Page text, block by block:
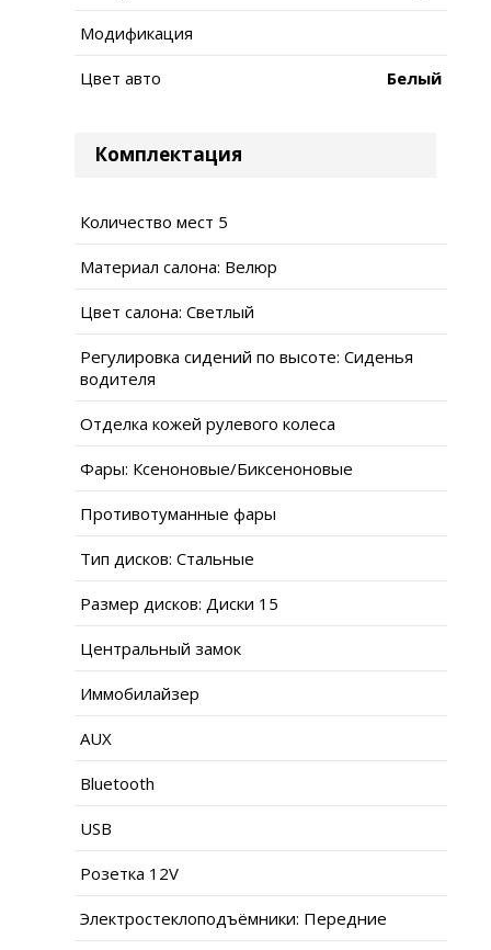
Модификация
Цвет авто Белый
Комплектация
Количество мест 5
Материал салона: Велюр
Цвет салона: Светлый
Регулировка сидений по высоте: Сиденья
водителя
Отделка кожей рулевого колеса
Фары: Ксеноновые/Биксеноновые
Противотуманные фары
Тип дисков: Стальные
Размер дисков: Диски 15
Центральный замок
Иммобилайзер
AUX
Bluetooth
USB
Розетка 12V
Электростеклоподъёмники: Передние